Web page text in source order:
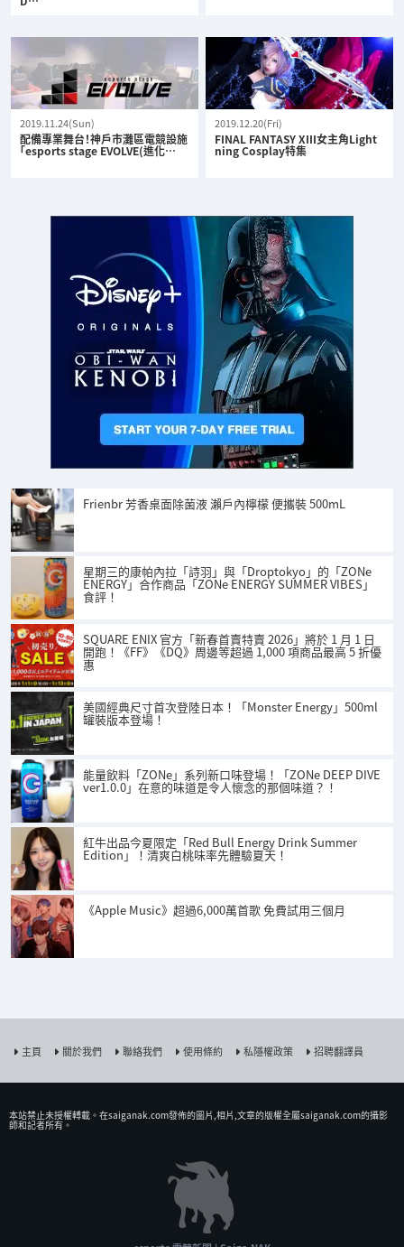
2019.11.24(Sun)
配備專業舞台！神戶市灘區電競設施
「esports stage EVOLVE(進化…
2019.12.20(Fri)
FINAL FANTASY XIII女主角Light
ning Cosplay特集
Frienbr 芳香桌面除菌液 瀨戶內檸檬 便攜裝 500mL
星期三的康帕內拉「詩羽」與「Droptokyo」的「ZONe
ENERGY」合作商品「ZONe ENERGY SUMMER VIBES」
食評！
SQUARE ENIX 官方「新春首賣特賣 2026」將於 1 月 1 日
開跑！《FF》《DQ》周邊等超過 1,000 項商品最高 5 折優
惠
美國經典尺寸首次登陸日本！「Monster Energy」500ml
罐裝版本登場！
能量飲料「ZONe」系列新口味登場！「ZONe DEEP DIVE
ver1.0.0」在意的味道是令人懷念的那個味道？！
紅牛出品今夏限定「Red Bull Energy Drink Summer
Edition」！清爽白桃味率先體驗夏天！
《Apple Music》超過6,000萬首歌 免費試用三個月
主頁 關於我們 聯絡我們 使用條約 私隱權政策 招聘翻譯員
本站禁止未授權𨍭載。在saiganak.com發佈的圖片,相片,文章的版權全屬saiganak.com的攝影
師和記者所有。